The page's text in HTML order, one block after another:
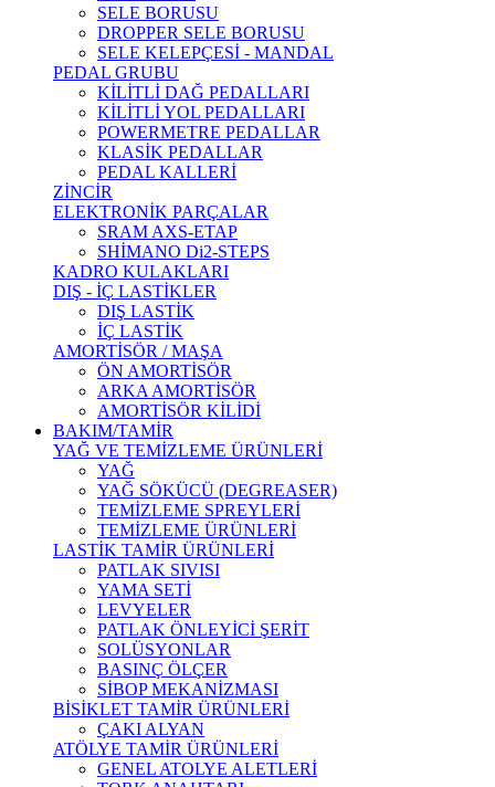
SELE BORUSU
DROPPER SELE BORUSU
SELE KELEPÇESİ - MANDAL
PEDAL GRUBU
KİLİTLİ DAĞ PEDALLARI
KİLİTLİ YOL PEDALLARI
POWERMETRE PEDALLAR
KLASİK PEDALLAR
PEDAL KALLERİ
ZİNCİR
ELEKTRONİK PARÇALAR
SRAM AXS-ETAP
SHİMANO Di2-STEPS
KADRO KULAKLARI
DIŞ - İÇ LASTİKLER
DIŞ LASTİK
İÇ LASTİK
AMORTİSÖR / MAŞA
ÖN AMORTİSÖR
ARKA AMORTİSÖR
AMORTİSÖR KİLİDİ
BAKIM/TAMİR
YAĞ VE TEMİZLEME ÜRÜNLERİ
YAĞ
YAĞ SÖKÜCÜ (DEGREASER)
TEMİZLEME SPREYLERİ
TEMİZLEME ÜRÜNLERİ
LASTİK TAMİR ÜRÜNLERİ
PATLAK SIVISI
YAMA SETİ
LEVYELER
PATLAK ÖNLEYİCİ ŞERİT
SOLÜSYONLAR
BASINÇ ÖLÇER
SİBOP MEKANİZMASI
BİSİKLET TAMİR ÜRÜNLERİ
ÇAKI ALYAN
ATÖLYE TAMİR ÜRÜNLERİ
GENEL ATOLYE ALETLERİ